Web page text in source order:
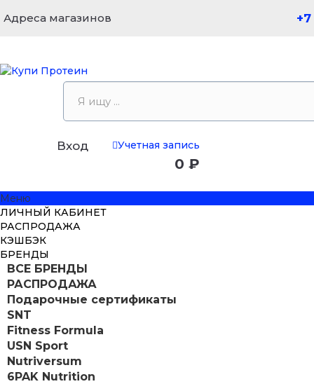
Адреса магазинов
Вход Учетная запись
0 ₽
Меню
ЛИЧНЫЙ КАБИНЕТ
РАСПРОДАЖА
КЭШБЭК
БРЕНДЫ
ВСЕ БРЕНДЫ
РАСПРОДАЖА
Подарочные сертификаты
SNT
Fitness Formula
USN Sport
Nutriversum
6PAK Nutrition